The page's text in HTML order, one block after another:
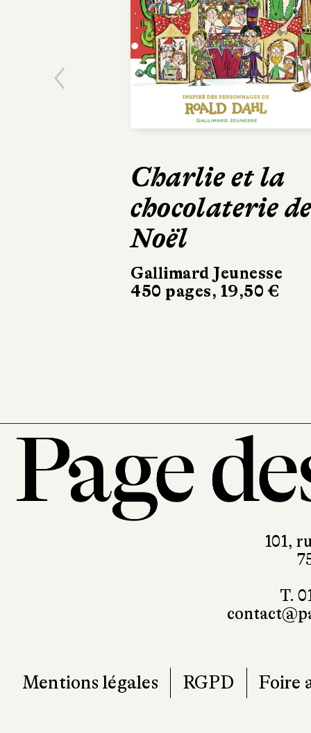
Charlie et la
chocolaterie
Noël
Gallimard Jeunesse
450 pages, 19,50 €
Previous
101,
T.
Mentions légales RGPD Foire